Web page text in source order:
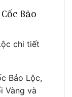
Bảo
chi tiết
Bảo Lộc,
Vàng và